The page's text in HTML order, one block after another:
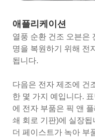
애플리케이션
열풍 순환 건조 오븐은
명을 복원하기 위해 전
됩니다.
다음은 전자 제조에 건
한 몇 가지 예입니다.
에 전자 부품은 픽 앤
쇄 회로 기판)에 실장
더 페이스트가 녹아 부